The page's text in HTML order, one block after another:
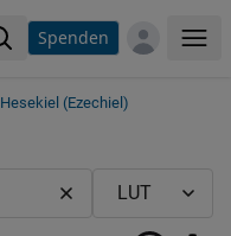
Spenden
Hesekiel (Ezechiel)